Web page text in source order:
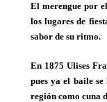
El merengue por
los lugares de
sabor de su ritmo.
En 1875 Ulises
pues ya el baile
región como cuna